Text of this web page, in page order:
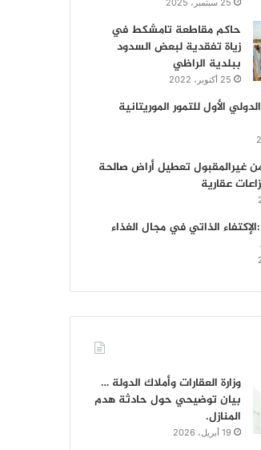
25 سبتمبر، 2025
حاكم مقاطعة تامشكط في
زياة تفقدية لبعض السدود
ببلدية الراظي
25 أكتوبر، 2022
الأول للتمور الموريتانية
غيرالمقبول تعطيل أراض صالحة
عقارية
الذاتي في مجال الغذاء
وزارة العقارات وأملاك الدولة …
بيان توضيحي حول حادثة هدم
المنازل.
19 أبريل، 2026